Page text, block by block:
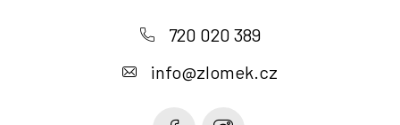
720 020 389
info@zlomek.cz